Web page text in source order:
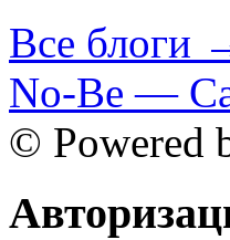
Все блоги
No-Be —
© Powered